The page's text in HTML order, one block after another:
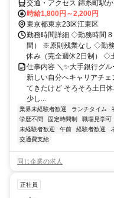
交通・アクセス 錦糸町駅
歩3分/交通費規定支給⭐
時給1,800円～2,200円
東京都東京23区江東区
勤務時間詳細 ◇勤務時間
間） ※原則残業なし ◇勤
休み（完全週休2日制） ◇
仕事内容 ＼✨大手銀行グ
新しい自分へキャリアチェ
てきたけど そろそろ土日
少し...
業界未経験者歓迎 ランチタイム
学歴不問
固定時間制 職場見学可
未経験者歓迎
午前 経験者歓迎
交通費支給
同じ企業の求人
正社員